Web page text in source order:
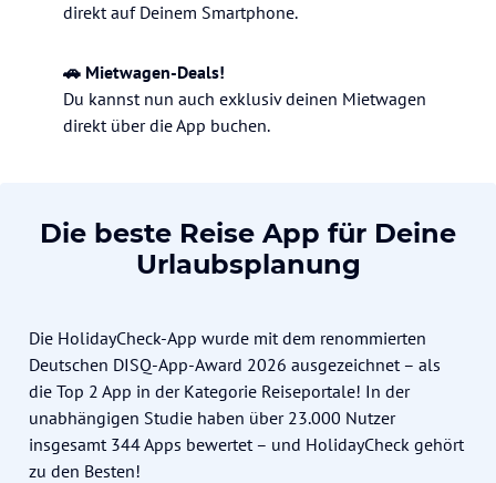
direkt auf Deinem Smartphone.
🚗 Mietwagen-Deals!
Du kannst nun auch exklusiv deinen Mietwagen
direkt über die App buchen.
Die beste Reise App für Deine
Urlaubsplanung
Die HolidayCheck-App wurde mit dem renommierten
Deutschen DISQ-App-Award 2026 ausgezeichnet – als
die Top 2 App in der Kategorie Reiseportale! In der
unabhängigen Studie haben über 23.000 Nutzer
insgesamt 344 Apps bewertet – und HolidayCheck gehört
zu den Besten!